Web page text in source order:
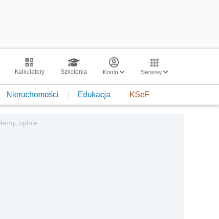
Kalkulatory Szkolenia Konto Serwisy
Nieruchomości Edukacja KSeF
opinie